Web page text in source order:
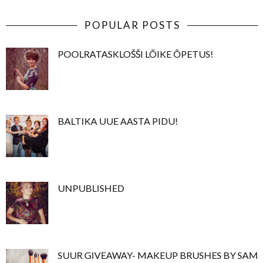
POPULAR POSTS
POOLRATASKLOŠŠI LÕIKE ÕPETUS!
BALTIKA UUE AASTA PIDU!
UNPUBLISHED
SUUR GIVEAWAY- MAKEUP BRUSHES BY SAM